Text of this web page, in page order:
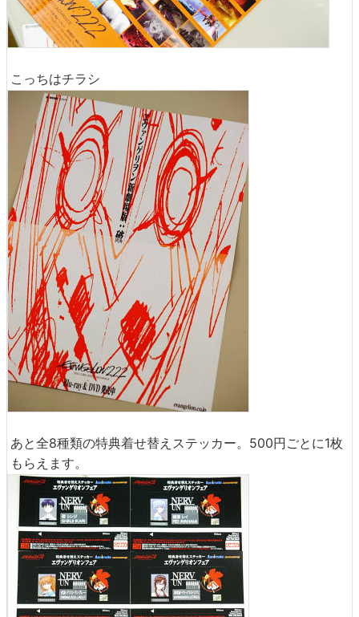
こっちはチラシ
あと全8種類の特典着せ替えステッカー。500円ごとに1枚
もらえます。